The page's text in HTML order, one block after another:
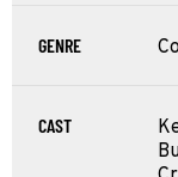
GENRE
CAST